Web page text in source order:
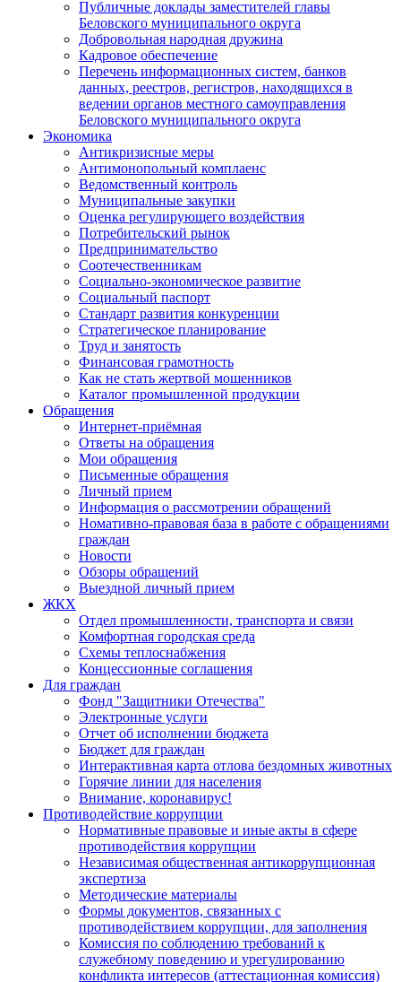
Публичные доклады заместителей главы
Беловского муниципального округа
Добровольная народная дружина
Кадровое обеспечение
Перечень информационных систем, банков
данных, реестров, регистров, находящихся в
ведении органов местного самоуправления
Беловского муниципального округа
Экономика
Антикризисные меры
Антимонопольный комплаенс
Ведомственный контроль
Муниципальные закупки
Оценка регулирующего воздействия
Потребительский рынок
Предпринимательство
Соотечественникам
Социально-экономическое развитие
Социальный паспорт
Стандарт развития конкуренции
Стратегическое планирование
Труд и занятость
Финансовая грамотность
Как не стать жертвой мошенников
Каталог промышленной продукции
Обращения
Интернет-приёмная
Ответы на обращения
Мои обращения
Письменные обращения
Личный прием
Информация о рассмотрении обращений
Номативно-правовая база в работе с обращениями
граждан
Новости
Обзоры обращений
Выездной личный прием
ЖКХ
Отдел промышленности, транспорта и связи
Комфортная городская среда
Схемы теплоснабжения
Концессионные соглашения
Для граждан
Фонд "Защитники Отечества"
Электронные услуги
Отчет об исполнении бюджета
Бюджет для граждан
Интерактивная карта отлова бездомных животных
Горячие линии для населения
Внимание, коронавирус!
Противодействие коррупции
Нормативные правовые и иные акты в сфере
противодействия коррупции
Независимая общественная антикоррупционная
экспертиза
Методические материалы
Формы документов, связанных с
противодействием коррупции, для заполнения
Комиссия по соблюдению требований к
служебному поведению и урегулированию
конфликта интересов (аттестационная комиссия)